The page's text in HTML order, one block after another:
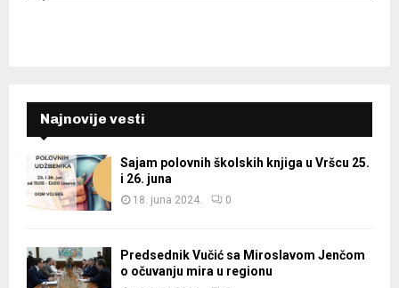
Najnovije vesti
Sajam polovnih školskih knjiga u Vršcu 25.
i 26. juna
18. juna 2024. 0
Predsednik Vučić sa Miroslavom Jenčom
o očuvanju mira u regionu